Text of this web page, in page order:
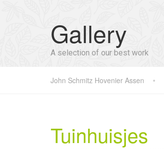
Gallery
A selection of our best work
John Schmitz Hovenier Assen
Tuinhuisjes